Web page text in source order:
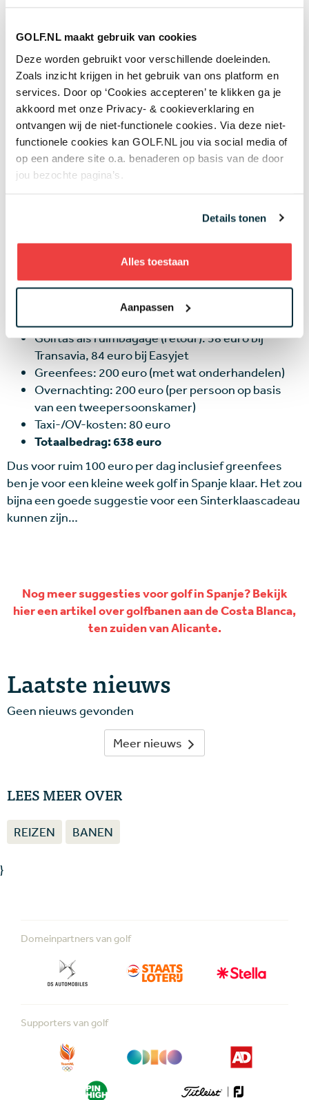
GOLF.NL maakt gebruik van cookies
Deze worden gebruikt voor verschillende doeleinden.
Zoals inzicht krijgen in het gebruik van ons platform en
services. Door op ‘Cookies accepteren’ te klikken ga je
akkoord met onze Privacy- & cookieverklaring en
ontvangen wij de niet-functionele cookies. Via deze niet-
functionele cookies kan GOLF.NL jou via social media of
op een andere site o.a. benaderen op basis van de door
jou bezochte pagina’s.
Details tonen
Alles toestaan
Aanpassen
biedt ruime appartementen met eigen
buitenzwembaden, een fitnessruimte, bar en
restaurant zijn welkome extra faciliteiten. Goed
betaalbaar met een prijs per nacht voor twee personen
van circa 90 euro. Ook aan de golfbaan van Alicante
Golf ligt een hotel en in het centrum zijn natuurlijk
voldoende leuke hotelkamers te boeken voor een
goede prijs.
van zes dagen, vijf nachten en vier keer een bezoek
Vliegticket bij Transavia of Easyjet (retour): 100
Golftas als ruimbagage (retour): 58 euro bij
Transavia, 84 euro bij Easyjet
Greenfees: 200 euro (met wat onderhandelen)
Overnachting: 200 euro (per persoon op basis
van een tweepersoonskamer)
Taxi-/OV-kosten: 80 euro
Totaalbedrag: 638 euro
Dus voor ruim 100 euro per dag inclusief greenfees
ben je voor een kleine week golf in Spanje klaar. Het zou
bijna een goede suggestie voor een Sinterklaascadeau
kunnen zijn…
Nog meer suggesties voor golf in Spanje? Bekijk
hier een artikel over golfbanen aan de Costa Blanca,
ten zuiden van Alicante.
Laatste nieuws
Geen nieuws gevonden
Meer nieuws
LEES MEER OVER
REIZEN BANEN
}
Domeinpartners van golf
Supporters van golf